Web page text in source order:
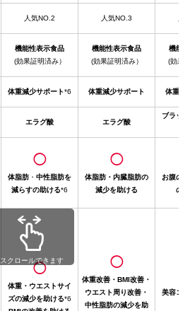
人気NO.2 人気NO.3
機能性表示食品
(効果証明済み）
機能性表示食品
(効果証明済み）
機能
(効果
体重減少サポート*6 体重減少サポート 体重減
エラグ酸 エラグ酸
ブラッ
◯
体脂肪 ・ 中性脂肪を
減らすの助ける*6
◯
体脂肪・内臓脂肪の
減少を助ける
お腹の
の
◯
体重・ウエストサイ
ズの減少を助ける*6
◯
体重改善・BMI改善・
ウエスト周り改善・
中性脂肪の減少を助
美容コ
スクロールできます